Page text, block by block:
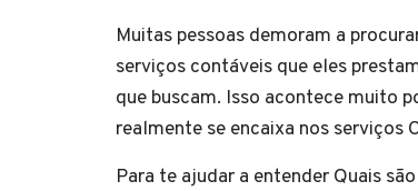
Muitas pessoas demoram a
serviços contáveis que eles
que buscam. Isso acontece muito
realmente se encaixa nos serviços
Para te ajudar a entender Quais